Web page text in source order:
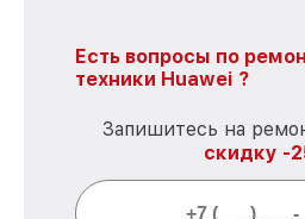
Есть вопросы по
техники Huawei ?
Запишитесь на
скидку -